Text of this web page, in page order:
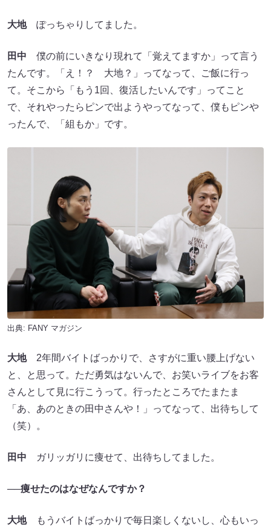
大地ぽっちゃりしてました。
田中 僕の前にいきなり現れて「覚えてますか」って言う
たんです。「え！？ 大地？」ってなって、ご飯に行っ
て。そこから「もう1回、復活したいんです」ってこと
で、それやったらピンで出ようやってなって、僕もピンや
ったんで、「組もか」です。
出典: FANY マガジン
大地2年間バイトばっかりで、さすがに重い腰上げない
と、と思って。ただ勇気はないんで、お笑いライブをお客
さんとして見に行こうって。行ったところでたまたま
「あ、あのときの田中さんや！」ってなって、出待ちして
（笑）。
田中 ガリッガリに痩せて、出待ちしてました。
──痩せたのはなぜなんですか？
大地もうバイトばっかりで毎日楽しくないし、心もいっ